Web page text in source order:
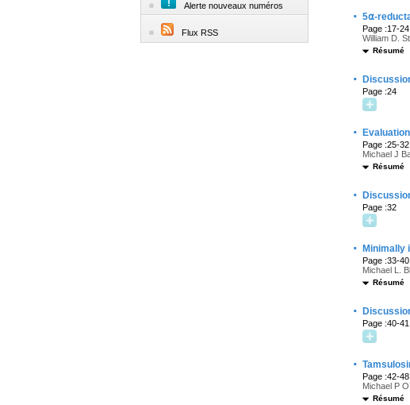
Alerte nouveaux numéros
Flux RSS
· 5⍺-
Page :17-24
William D.
Résumé
·
Page :24
·
Page :25-32
Michael J
Résumé
·
Page :32
· Minimally
Page :33-40
Michael L.
Résumé
·
Page :40-41
·
Page :42-48
Michael P
Résumé